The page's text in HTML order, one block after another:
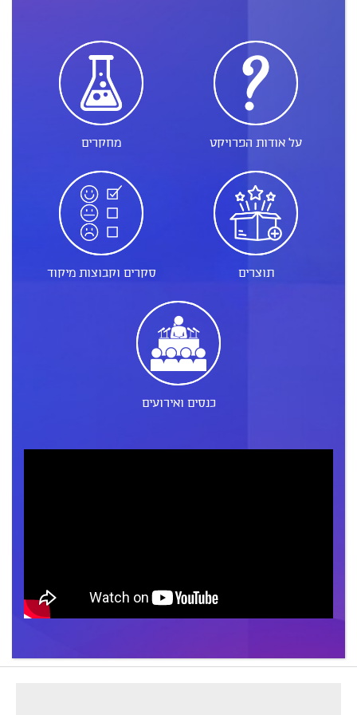
על אודות הפרויקט מחקרים
תוצרים סקרים וקבוצות מיקוד
כנסים ואירועים